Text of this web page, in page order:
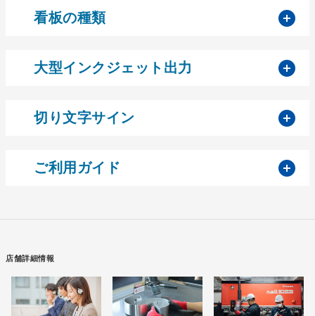
看板の種類
大型インクジェット出力
切り文字サイン
ご利用ガイド
店舗詳細情報